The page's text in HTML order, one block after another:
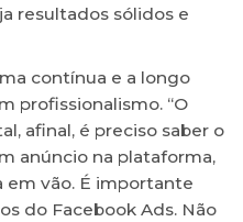
resultados sólidos e
contínua e a longo
profissionalismo. “O
afinal, é preciso saber o
anúncio na plataforma,
em vão. É importante
do Facebook Ads. Não